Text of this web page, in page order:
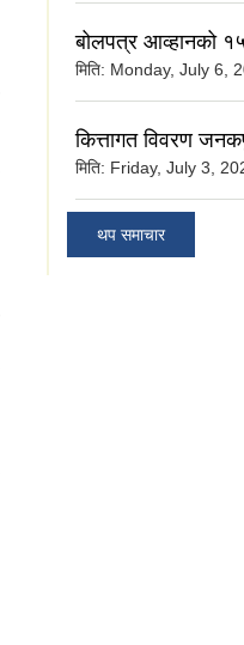
बोलपत्र आव्हानको
मिति: Monday, July 6,
कित्तागत विवरण
मिति: Friday, July 3,
थप समाचार